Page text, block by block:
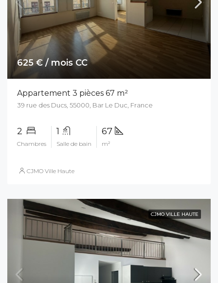
625 € / mois CC
Appartement 3 pièces 67 m²
39 rue des Ducs, 55000, Bar Le Duc, France
2
Chambres
1
Salle de bain
67
m²
CJMO Ville Haute
CJMO VILLE HAUTE